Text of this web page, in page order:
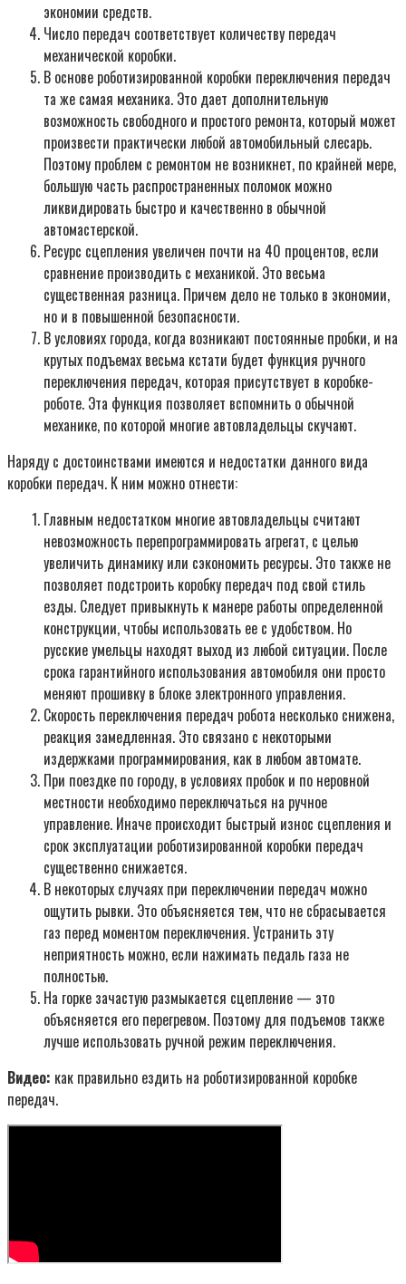
экономии средств.
Число передач соответствует количеству передач
механической коробки.
В основе роботизированной коробки переключения передач
та же самая механика. Это дает дополнительную
возможность свободного и простого ремонта, который может
произвести практически любой автомобильный слесарь.
Поэтому проблем с ремонтом не возникнет, по крайней мере,
большую часть распространенных поломок можно
ликвидировать быстро и качественно в обычной
автомастерской.
Ресурс сцепления увеличен почти на 40 процентов, если
сравнение производить с механикой. Это весьма
существенная разница. Причем дело не только в экономии,
но и в повышенной безопасности.
В условиях города, когда возникают постоянные пробки, и на
крутых подъемах весьма кстати будет функция ручного
переключения передач, которая присутствует в коробке-
роботе. Эта функция позволяет вспомнить о обычной
механике, по которой многие автовладельцы скучают.
Наряду с достоинствами имеются и недостатки данного вида
коробки передач. К ним можно отнести:
Главным недостатком многие автовладельцы считают
невозможность перепрограммировать агрегат, с целью
увеличить динамику или сэкономить ресурсы. Это также не
позволяет подстроить коробку передач под свой стиль
езды. Следует привыкнуть к манере работы определенной
конструкции, чтобы использовать ее с удобством. Но
русские умельцы находят выход из любой ситуации. После
срока гарантийного использования автомобиля они просто
меняют прошивку в блоке электронного управления.
Скорость переключения передач робота несколько снижена,
реакция замедленная. Это связано с некоторыми
издержками программирования, как в любом автомате.
При поездке по городу, в условиях пробок и по неровной
местности необходимо переключаться на ручное
управление. Иначе происходит быстрый износ сцепления и
срок эксплуатации роботизированной коробки передач
существенно снижается.
В некоторых случаях при переключении передач можно
ощутить рывки. Это объясняется тем, что не сбрасывается
газ перед моментом переключения. Устранить эту
неприятность можно, если нажимать педаль газа не
полностью.
На горке зачастую размыкается сцепление — это
объясняется его перегревом. Поэтому для подъемов также
лучше использовать ручной режим переключения.
Видео: как правильно ездить на роботизированной коробке
передач.